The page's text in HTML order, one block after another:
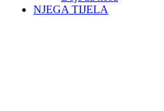
NJEGA TIJELA